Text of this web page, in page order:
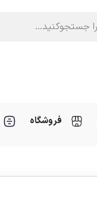
فروشگاه